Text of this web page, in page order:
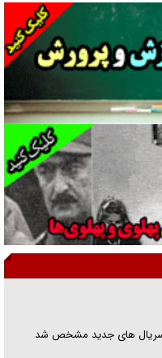
خصوصی‌سازی یا انحصار؟
با متهم
بی‌سر شهید را از
معنوی رهبر شهید را
سریال های جدید مشخص شد